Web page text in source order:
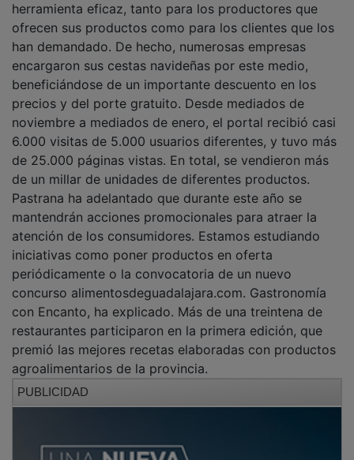
herramienta eficaz, tanto para los productores que
ofrecen sus productos como para los clientes que los
han demandado. De hecho, numerosas empresas
encargaron sus cestas navideñas por este medio,
beneficiándose de un importante descuento en los
precios y del porte gratuito. Desde mediados de
noviembre a mediados de enero, el portal recibió casi
6.000 visitas de 5.000 usuarios diferentes, y tuvo más
de 25.000 páginas vistas. En total, se vendieron más
de un millar de unidades de diferentes productos.
Pastrana ha adelantado que durante este año se
mantendrán acciones promocionales para atraer la
atención de los consumidores. Estamos estudiando
iniciativas como poner productos en oferta
periódicamente o la convocatoria de un nuevo
concurso alimentosdeguadalajara.com. Gastronomía
con Encanto, ha explicado. Más de una treintena de
restaurantes participaron en la primera edición, que
premió las mejores recetas elaboradas con productos
agroalimentarios de la provincia.
PUBLICIDAD